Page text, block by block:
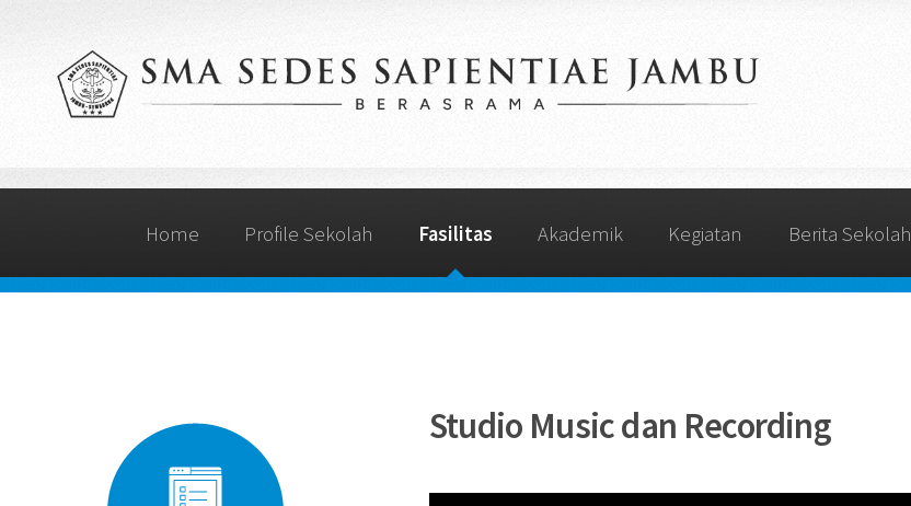
Home Profile Sekolah Fasilitas Akademik Kegiatan Berita Sekolah
Studio Music dan Recording